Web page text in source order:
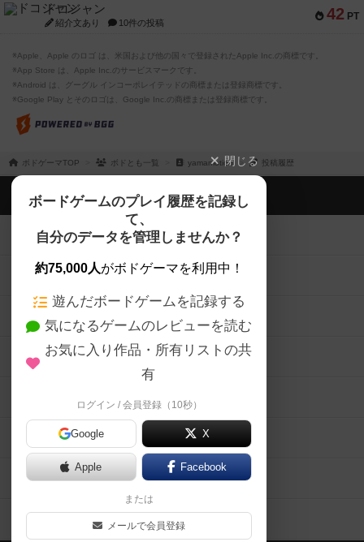
42 PT
ドコジャン
紹介文あり 10件の投稿
※Apple、Apple のロゴ は、米国および他の国々で登録されたApple Inc.の商標です。
※App Store は、Apple Inc.のサービスマークです。
※Android は、グーグル インコーポレイテッドの商標または登録商標です。
※Google Play とそのロゴは、Google Inc.の商標または登録商標です。
ボドゲーマTOP ボドとも一覧 yamamotion 投稿履歴
閉じる
ボードゲームのプレイ履歴を記録し
て、
自分のデータを管理しませんか？
約75,000人がボドゲーマを利用中！
遊んだボードゲームを記録する
気になるゲームのレビューを読む
お気に入り作品・所有リストの共
有
ログイン / 会員登録（10秒）
Google X
Apple Facebook
または
メールで会員登録
ボドゲーマTOP
ボードゲームを検索する
ボードゲームの新着レビュー
ボードゲーム会情報
メカニクス特集
掲示板・トピックス
ボドとも・会員一覧
ボードゲーム業界コラム
ボドゲーマご利用案内